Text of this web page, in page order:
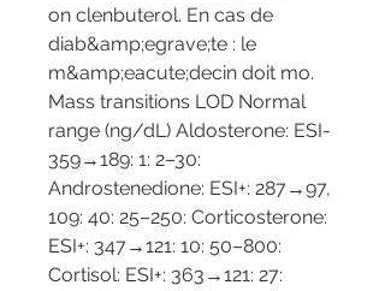
on clenbuterol. En cas de
diab&amp;egrave;te : le
m&amp;eacute;decin doit mo.
Mass transitions LOD Normal
range (ng/dL) Aldosterone: ESI-
359→189: 1: 2–30:
Androstenedione: ESI+: 287→97,
109: 40: 25–250: Corticosterone:
ESI+: 347→121: 10: 50–800:
Cortisol: ESI+: 363→121: 27: